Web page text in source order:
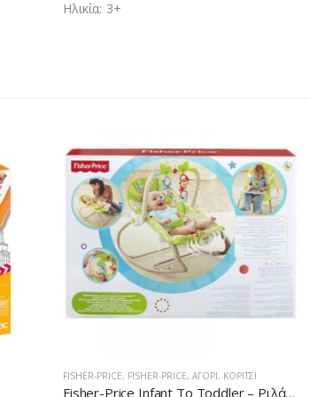
Ηλικία: 3+
FISHER-PRICE, FISHER-PRICE, ΑΓΌΡΙ, ΚΟΡΊΤΣΙ
Fisher-Price Fisher Price Παίζω Και Μαθαίνω – Εκπαιδευτικό Βιβλίο FVT24